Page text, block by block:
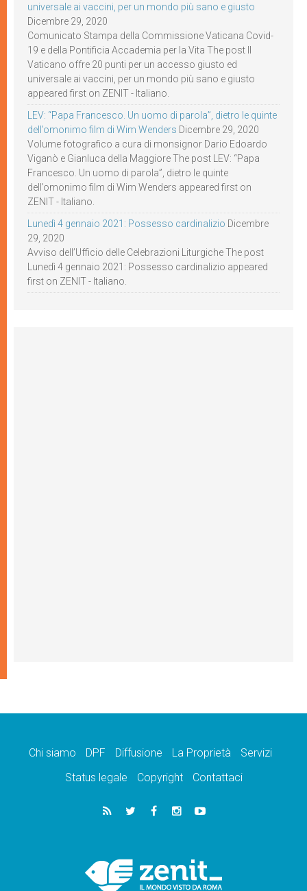
universale ai vaccini, per un mondo più sano e giusto
Dicembre 29, 2020
Comunicato Stampa della Commissione Vaticana Covid-
19 e della Pontificia Accademia per la Vita The post Il
Vaticano offre 20 punti per un accesso giusto ed
universale ai vaccini, per un mondo più sano e giusto
appeared first on ZENIT - Italiano.
LEV: “Papa Francesco. Un uomo di parola”, dietro le quinte
dell’omonimo film di Wim Wenders Dicembre 29, 2020
Volume fotografico a cura di monsignor Dario Edoardo
Viganò e Gianluca della Maggiore The post LEV: “Papa
Francesco. Un uomo di parola”, dietro le quinte
dell’omonimo film di Wim Wenders appeared first on
ZENIT - Italiano.
Lunedì 4 gennaio 2021: Possesso cardinalizio Dicembre
29, 2020
Avviso dell’Ufficio delle Celebrazioni Liturgiche The post
Lunedì 4 gennaio 2021: Possesso cardinalizio appeared
first on ZENIT - Italiano.
Chi siamo DPF Diffusione La Proprietà
Servizi
Status legale
Copyright Contattaci